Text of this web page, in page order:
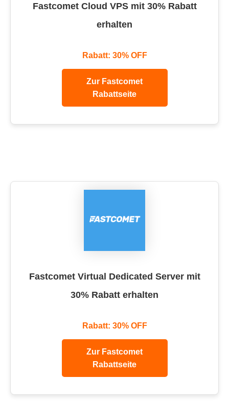
Fastcomet Cloud VPS mit 30% Rabatt
erhalten
Rabatt: 30% OFF
Zur Fastcomet
Rabattseite
Fastcomet Virtual Dedicated Server mit
30% Rabatt erhalten
Rabatt: 30% OFF
Zur Fastcomet
Rabattseite